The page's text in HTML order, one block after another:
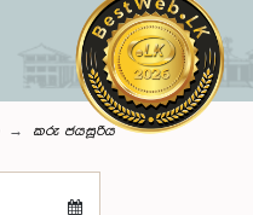
කරු ජයසූරිය